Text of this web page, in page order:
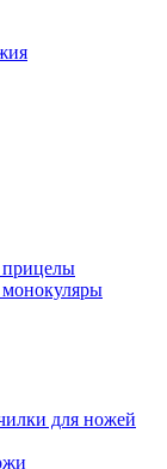
для ножей